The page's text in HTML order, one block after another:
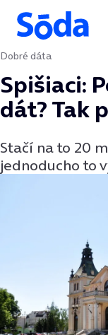
Preskočiť na obsah
Dobré dáta
Spišiaci:
dát? Tak
Stačí na to 20
jednoducho to